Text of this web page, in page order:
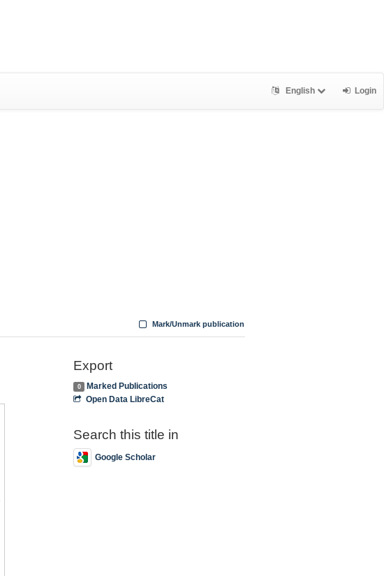
English Login
Mark/Unmark publication
Export
0
Marked Publications
Open Data LibreCat
Search this title in
Google Scholar